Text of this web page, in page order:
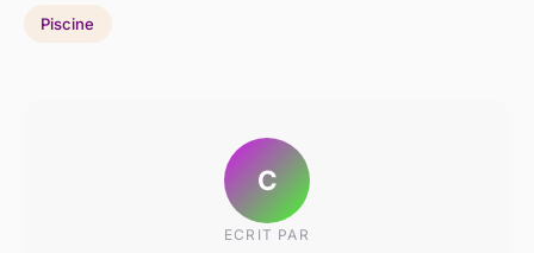
Piscine
C
ECRIT PAR